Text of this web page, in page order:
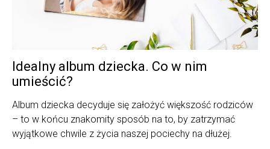
Idealny album dziecka. Co w nim
umieścić?
Album dziecka decyduje się założyć większość rodziców
– to w końcu znakomity sposób na to, by zatrzymać
wyjątkowe chwile z życia naszej pociechy na dłużej.